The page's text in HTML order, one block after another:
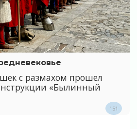
с размахом прошел
«Былинный
151